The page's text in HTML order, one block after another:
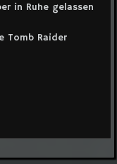
in Ruhe gelassen
Tomb Raider